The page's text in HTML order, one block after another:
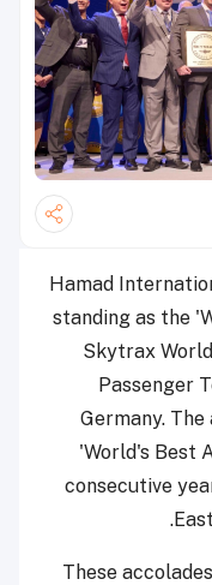
Hamad
standing as the
Skytrax
Passenger
Germany.
'World's Best
consecutive
These